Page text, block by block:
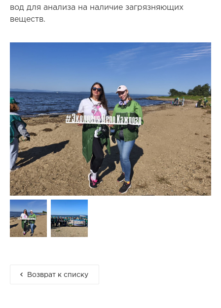
вод для анализа на наличие загрязняющих
веществ.
Возврат к списку